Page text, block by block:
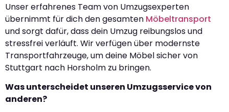
Unser erfahrenes Team von Umzugsexperten
übernimmt für dich den gesamten Möbeltransport
und sorgt dafür, dass dein Umzug reibungslos und
stressfrei verläuft. Wir verfügen über modernste
Transportfahrzeuge, um deine Möbel sicher von
Stuttgart nach Horsholm zu bringen.
Was unterscheidet unseren Umzugsservice von
anderen?